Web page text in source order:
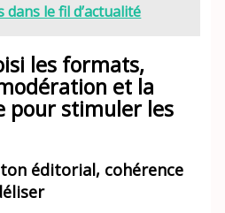
dans le fil d’actualité
les formats,
et la
pour stimuler les
éditorial, cohérence